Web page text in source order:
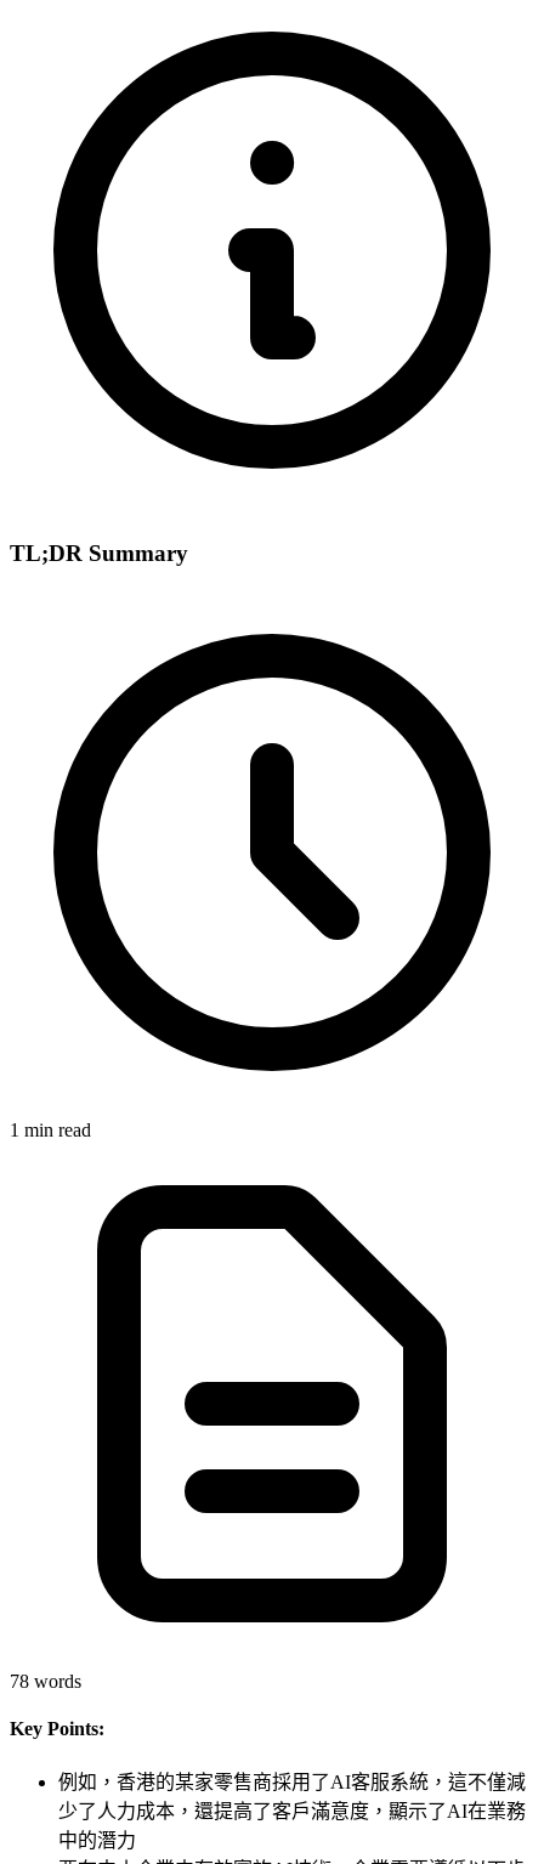
TL;DR Summary
1 min read
78 words
Key Points:
例如，香港的某家零售商採用了AI客服系統，這不僅減
少了人力成本，還提高了客戶滿意度，顯示了AI在業務
中的潛力